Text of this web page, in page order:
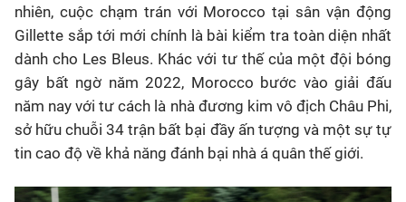
nhiên, cuộc chạm trán với Morocco tại sân vận động
Gillette sắp tới mới chính là bài kiểm tra toàn diện nhất
dành cho Les Bleus. Khác với tư thế của một đội bóng
gây bất ngờ năm 2022, Morocco bước vào giải đấu
năm nay với tư cách là nhà đương kim vô địch Châu Phi,
sở hữu chuỗi 34 trận bất bại đầy ấn tượng và một sự tự
tin cao độ về khả năng đánh bại nhà á quân thế giới.